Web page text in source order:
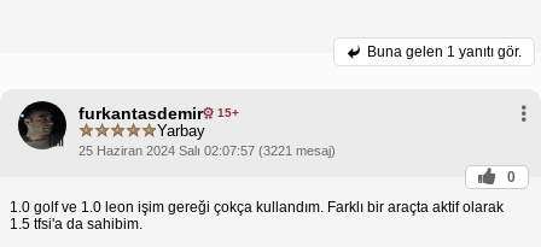
Buna gelen 1 yanıtı gör.
furkantasdemir 15+
Yarbay
25 Haziran 2024 Salı 02:07:57 (3221 mesaj)
0
1.0 golf ve 1.0 leon işim gereği çokça kullandım. Farklı bir araçta aktif olarak
1.5 tfsi'a da sahibim.